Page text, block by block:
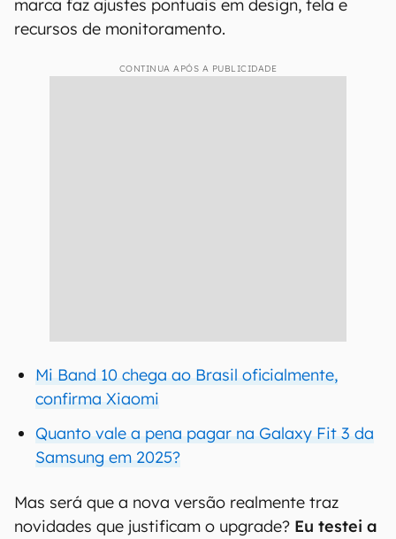
marca faz ajustes pontuais em design, tela e
recursos de monitoramento.
CONTINUA APÓS A PUBLICIDADE
Mi Band 10 chega ao Brasil oficialmente,
confirma Xiaomi
Quanto vale a pena pagar na Galaxy Fit 3 da
Samsung em 2025?
Mas será que a nova versão realmente traz
novidades que justificam o upgrade? Eu testei a